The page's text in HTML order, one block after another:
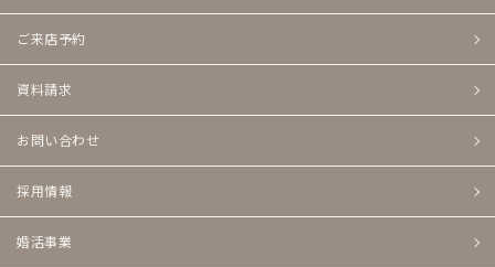
ご来店予約
資料請求
お問い合わせ
採用情報
婚活事業